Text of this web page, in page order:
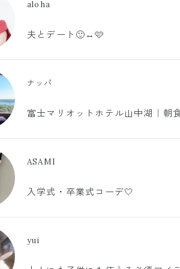
aloha
夫とデート🙂‍↔️🩷
ナッパ
富士マリオットホテル山中湖｜朝
ASAMI
入学式・卒業式コーデ🤍
yui